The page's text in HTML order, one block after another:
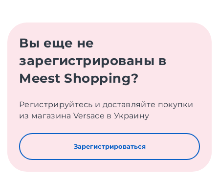
Вы еще не
зарегистрированы в
Meest Shopping?
Регистрируйтесь и доставляйте покупки
из магазина Versace в Украину
Зарегистрироваться